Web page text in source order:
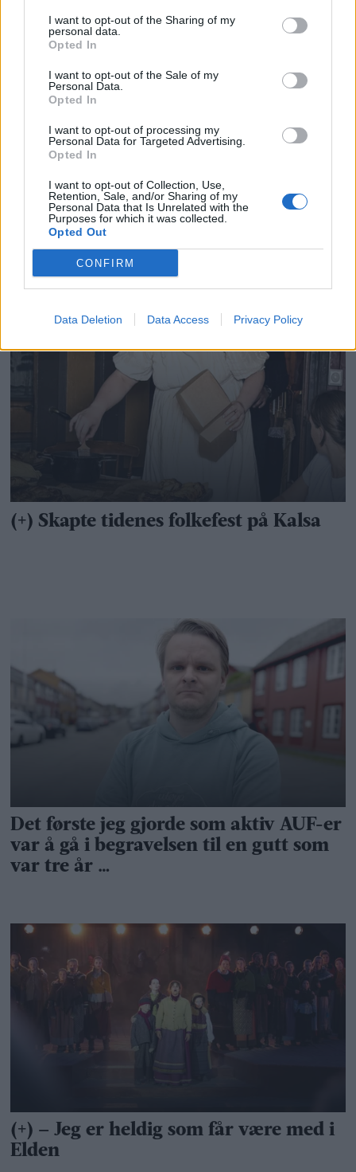
I want to opt-out of the Sharing of my
personal data.
Opted In
I want to opt-out of the Sale of my
Personal Data.
Opted In
I want to opt-out of processing my
Personal Data for Targeted Advertising.
Opted In
I want to opt-out of Collection, Use,
Retention, Sale, and/or Sharing of my
Personal Data that Is Unrelated with the
Purposes for which it was collected.
Opted Out
CONFIRM
Data Deletion Data Access Privacy Policy